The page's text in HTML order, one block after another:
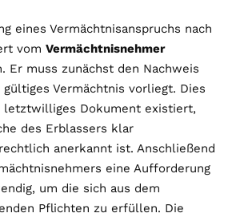
eines Vermächtnisanspruchs nach
vom Vermächtnisnehmer
Er muss zunächst den Nachweis
Vermächtnis vorliegt. Dies
letztwilliges Dokument existiert,
des Erblassers klar
anerkannt ist. Anschließend
eine Aufforderung
um die sich aus dem
Pflichten zu erfüllen. Die